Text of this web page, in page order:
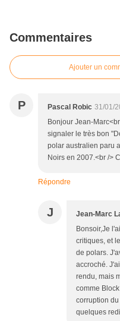
Commentaires
Ajouter un
P Pascal Robic 31/01/
Bonjour Jean-
signaler le très bon
polar australien paru
Noirs en 2007.<br />
Répondre
J Jean-Marc
Bonsoir,Je
critiques, et
de polars.
accroché.
rendu, mais
comme
corruption
quelques